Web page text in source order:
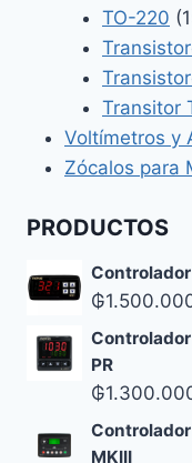
TO-220
Transitor
Voltímetros y
Zócalos para
PRODUCTOS
₲
PR
₲
MKIII